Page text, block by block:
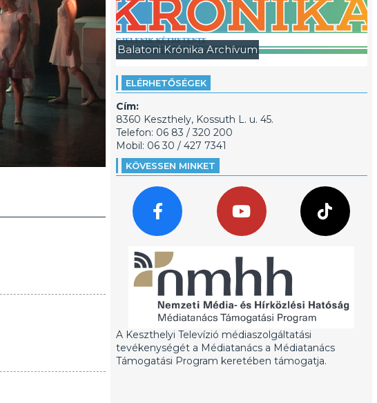
Balatoni Krónika Archívum
ELÉRHETŐSÉGEK
Cím:
8360 Keszthely, Kossuth L. u. 45.
Telefon: 06 83 / 320 200
Mobil: 06 30 / 427 7341
KÖVESSEN MINKET
A Keszthelyi Televízió médiaszolgáltatási
tevékenységét a Médiatanács a Médiatanács
Támogatási Program keretében támogatja.